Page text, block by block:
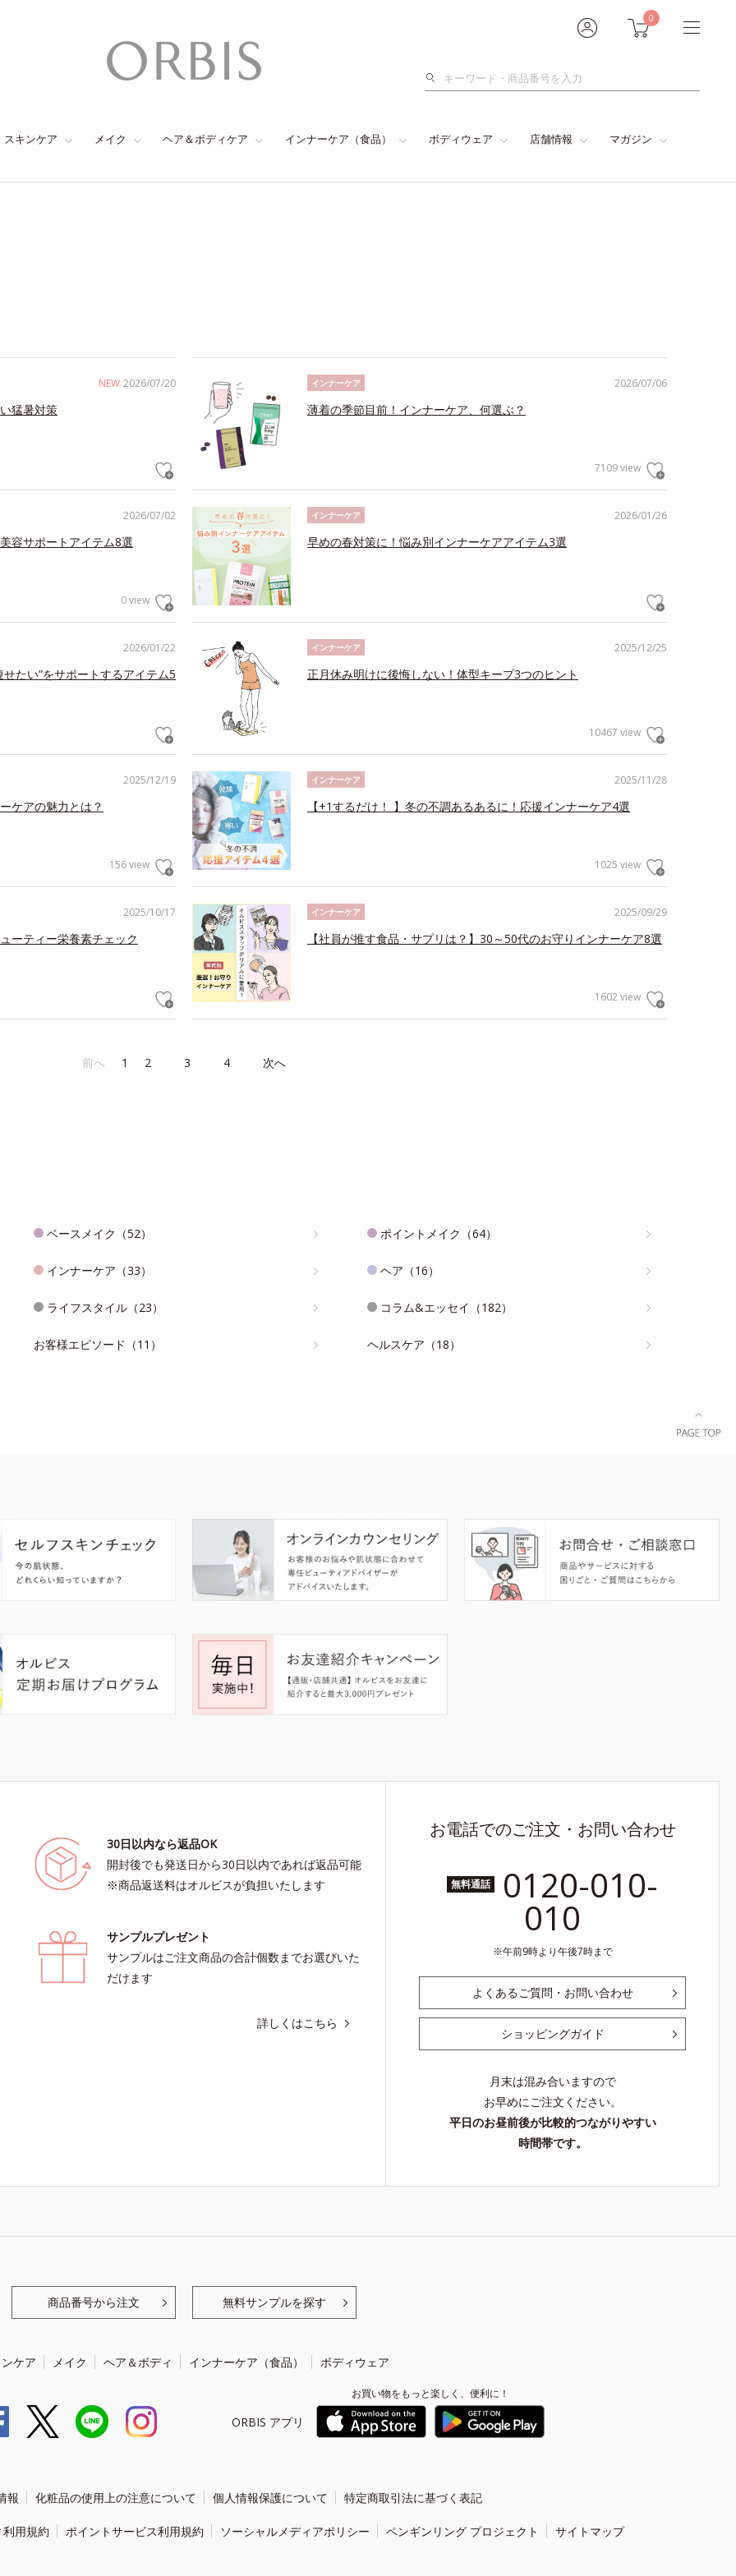
0
検
スキンケア メイク ヘア＆ボディケア インナーケア（食品） ボディウェア 店舗情報 マガジン
NEW 2026/07/20
猛暑対策
2026/07/06
インナーケア
薄着の季節目前！インナーケア、何選ぶ？
7109 view
2026/07/02
容サポートアイテム8選
0 view
2026/01/26
インナーケア
早めの春対策に！悩み別インナーケアアイテム3選
2026/01/22
たい”をサポートするアイテム5
2025/12/25
インナーケア
正月休み明けに後悔しない！体型キープ3つのヒント
10467 view
2025/12/19
ケアの魅力とは？
156 view
2025/11/28
インナーケア
【+1するだけ！ 】冬の不調あるあるに！応援インナーケア4選
1025 view
2025/10/17
ーティー栄養素チェック
2025/09/29
インナーケア
【社員が推す食品・サプリは？】30～50代のお守りインナーケア8選
1602 view
前へ 1 2 3 4 次へ
ベースメイク（52） ポイントメイク（64）
インナーケア（33） ヘア（16）
ライフスタイル（23） コラム&エッセイ（182）
お客様エピソード（11） ヘルスケア（18）
30日以内なら返品OK
開封後でも発送日から30日以内であれば返品可能
※商品返送料はオルビスが負担いたします
サンプルプレゼント
サンプルはご注文商品の合計個数までお選びいた
だけます
詳しくはこちら
お電話でのご注文・お問い合わせ
無料通話 0120-010-
010
午前9時より午後7時まで
よくあるご質問・お問い合わせ
ショッピングガイド
月末は混み合いますので
お早めにご注文ください。
平日のお昼前後が比較的つながりやすい
時間帯です。
商品番号から注文 無料サンプルを探す
ケア メイク ヘア＆ボディ インナーケア（食品） ボディウェア
ORBIS アプリ
お買い物をもっと楽しく、便利に！
報 化粧品の使用上の注意について 個人情報保護について 特定商取引法に基づく表記
用規約 ポイントサービス利用規約 ソーシャルメディアポリシー ペンギンリング プロジェクト サイトマップ